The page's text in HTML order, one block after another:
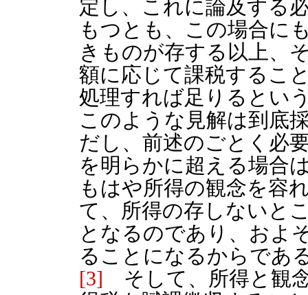
定し、これに論及する
もつとも、この場合に
きものが存する以上、
額に応じて課税するこ
処理すれば足りるとい
このような見解は到底
だし、前述のごとく必
を明らかに超える場合
もはや所得の観念を容
て、所得の存しないと
となるのであり、およ
ることになるからであ
[3] そして、所得と観